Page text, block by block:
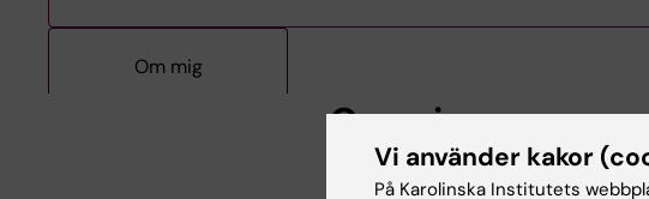
Om mig
Om mig
Jag arbetar med utbildning på
Vi använder kakor
På Karolinska Institutets